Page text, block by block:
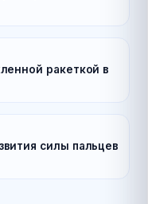
ракеткой в
силы пальцев